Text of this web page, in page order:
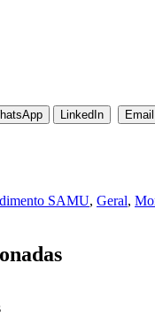
LinkedIn Email
SAMU, Geral,